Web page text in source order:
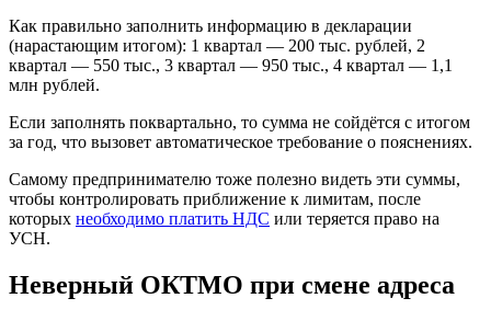
Как правильно заполнить информацию в декларации
(нарастающим итогом): 1 квартал — 200 тыс. рублей, 2
квартал — 550 тыс., 3 квартал — 950 тыс., 4 квартал — 1,1
млн рублей.
Если заполнять поквартально, то сумма не сойдётся с итогом
за год, что вызовет автоматическое требование о пояснениях.
Самому предпринимателю тоже полезно видеть эти суммы,
чтобы контролировать приближение к лимитам, после
которых необходимо платить НДС или теряется право на
УСН.
Неверный ОКТМО при смене адреса